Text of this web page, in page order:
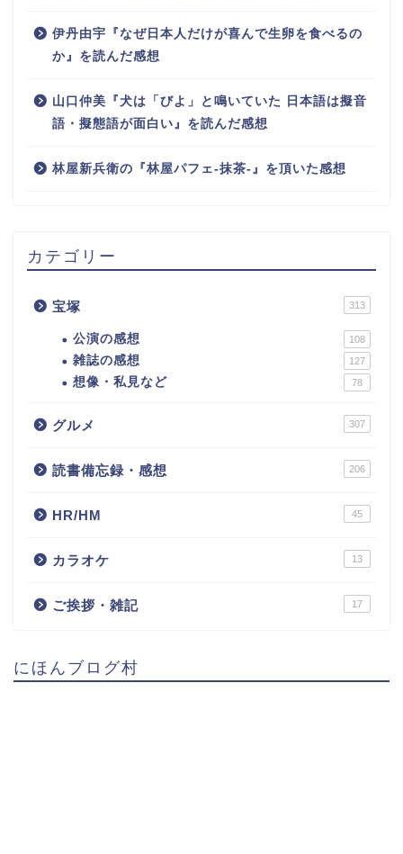
伊丹由宇『なぜ日本人だけが喜んで生卵を食べるの
か』を読んだ感想
山口仲美『犬は「びよ」と鳴いていた 日本語は擬音
語・擬態語が面白い』を読んだ感想
林屋新兵衛の『林屋パフェ-抹茶-』を頂いた感想
カテゴリー
宝塚 313
公演の感想 108
雑誌の感想 127
想像・私見など 78
グルメ 307
読書備忘録・感想 206
HR/HM 45
カラオケ 13
ご挨拶・雑記 17
にほんブログ村